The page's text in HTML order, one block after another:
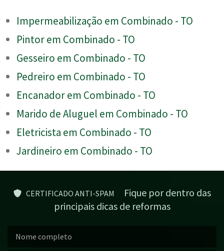
Impermeabilização em Combinado - TO
Pintor em Combinado - TO
Gesseiro em Combinado - TO
Pedreiro em Combinado - TO
Encanador em Combinado - TO
Marido de Aluguel em Combinado - TO
Eletricista em Combinado - TO
Jardineiro em Combinado - TO
CERTIFICADO ANTI-SPAM
Fique por dentro das
principais dicas de reformas